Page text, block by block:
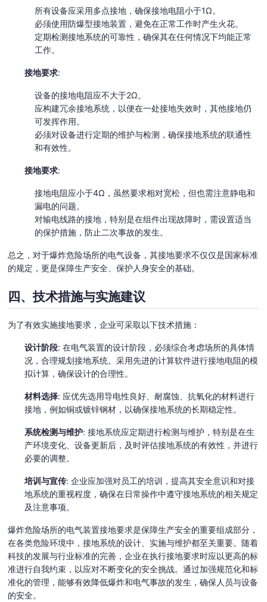
所有设备应采用多点接地，确保接地电阻小于1Ω。
必须使用防爆型接地装置，避免在正常工作时产生火花。
定期检测接地系统的可靠性，确保其在任何情况下均能正常
工作。
接地要求:
设备的接地电阻应不大于2Ω。
应构建冗余接地系统，以便在一处接地失效时，其他接地仍
可发挥作用。
必须对设备进行定期的维护与检测，确保接地系统的联通性
和有效性。
接地要求:
接地电阻应小于4Ω，虽然要求相对宽松，但也需注意静电和
漏电的问题。
对输电线路的接地，特别是在组件出现故障时，需设置适当
的保护措施，防止二次事故的发生。
总之，对于爆炸危险场所的电气设备，其接地要求不仅仅是国家标准
的规定，更是保障生产安全、保护人身安全的基础。
四、技术措施与实施建议
为了有效实施接地要求，企业可采取以下技术措施：
设计阶段: 在电气装置的设计阶段，必须综合考虑场所的具体情
况，合理规划接地系统。采用先进的计算软件进行接地电阻的模
拟计算，确保设计的合理性。
材料选择: 应优先选用导电性良好、耐腐蚀、抗氧化的材料进行
接地，例如铜或镀锌钢材，以确保接地系统的长期稳定性。
系统检测与维护: 接地系统应定期进行检测与维护，特别是在生
产环境变化、设备更新后，及时评估接地系统的有效性，并进行
必要的调整。
培训与宣传: 企业应加强对员工的培训，提高其安全意识和对接
地系统的重视程度，确保在日常操作中遵守接地系统的相关规定
及注意事项。
爆炸危险场所的电气装置接地要求是保障生产安全的重要组成部分，
在各类危险环境中，接地系统的设计、实施与维护都至关重要。随着
科技的发展与行业标准的完善，企业在执行接地要求时应以更高的标
准进行自我约束，以应对不断变化的安全挑战。通过加强规范化和标
准化的管理，能够有效降低爆炸和电气事故的发生，确保人员与设备
的安全。